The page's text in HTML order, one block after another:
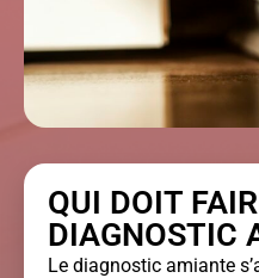
QUI DOIT
DIAGNOSTIC
Le diagnostic amiante